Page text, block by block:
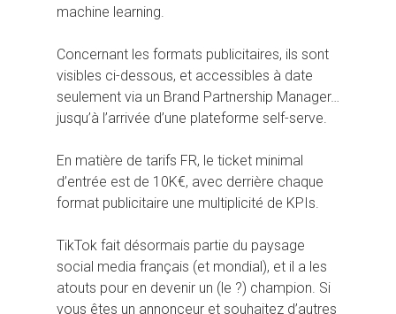
machine learning.
Concernant les formats publicitaires, ils sont
visibles ci-dessous, et accessibles à date
seulement via un Brand Partnership Manager…
jusqu’à l’arrivée d’une plateforme self-serve.
En matière de tarifs FR, le ticket minimal
d’entrée est de 10K€, avec derrière chaque
format publicitaire une multiplicité de KPIs.
TikTok fait désormais partie du paysage
social media français (et mondial), et il a les
atouts pour en devenir un (le ?) champion. Si
vous êtes un annonceur et souhaitez d’autres